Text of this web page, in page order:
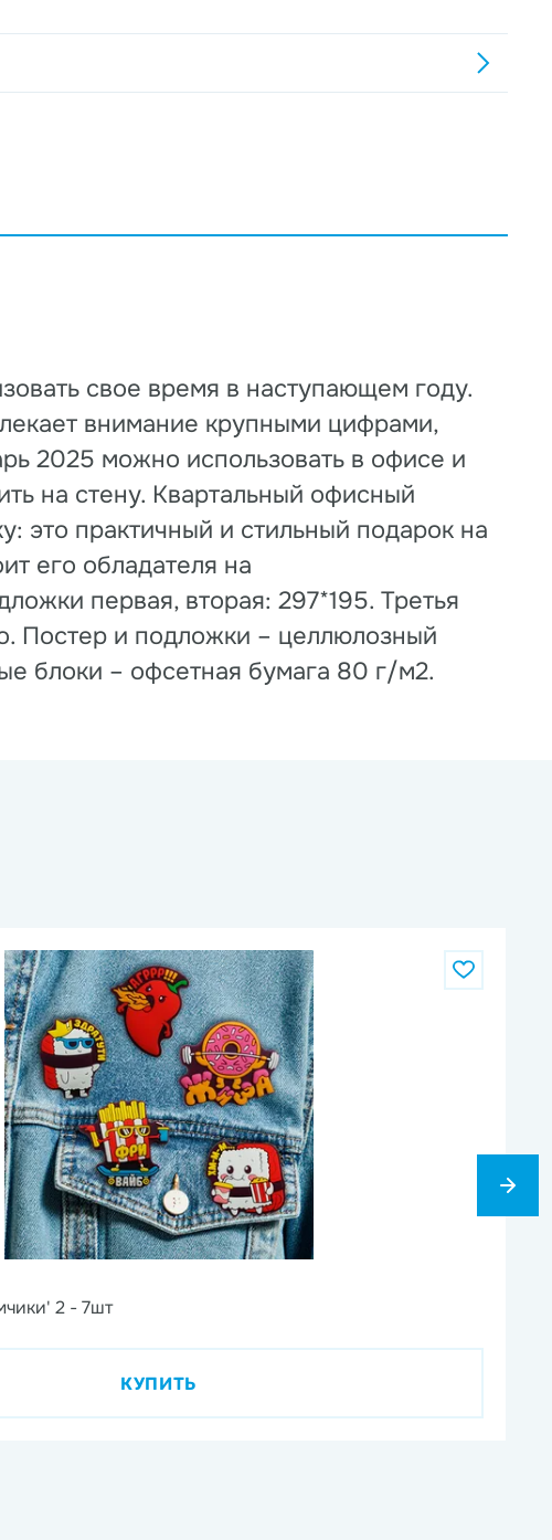
свое время в наступающем году.
внимание крупными цифрами,
2025 можно использовать в офисе и
на стену. Квартальный офисный
это практичный и стильный подарок на
его обладателя на
первая, вторая: 297*195. Третья
Постер и подложки – целлюлозный
блоки – офсетная бумага 80 г/м2.
2 - 7шт
КУПИТЬ